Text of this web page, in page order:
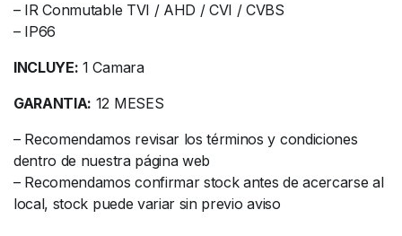
– IR Conmutable TVI / AHD / CVI / CVBS
– IP66
INCLUYE: 1 Camara
GARANTIA: 12 MESES
– Recomendamos revisar los términos y condiciones
dentro de nuestra página web
– Recomendamos confirmar stock antes de acercarse al
local, stock puede variar sin previo aviso